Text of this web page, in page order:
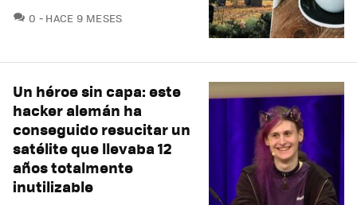
0 COMENTARIOS
HACE 9 MESES
Un héroe sin capa: este
hacker alemán ha
conseguido resucitar un
satélite que llevaba 12
años totalmente
inutilizable